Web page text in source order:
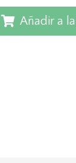
Añadir a